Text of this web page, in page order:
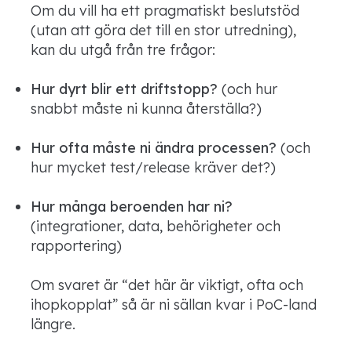
Om du vill ha ett pragmatiskt beslutstöd
(utan att göra det till en stor utredning),
kan du utgå från tre frågor:
Hur dyrt blir ett driftstopp? (och hur
snabbt måste ni kunna återställa?)
Hur ofta måste ni ändra processen? (och
hur mycket test/release kräver det?)
Hur många beroenden har ni?
(integrationer, data, behörigheter och
rapportering)
Om svaret är “det här är viktigt, ofta och
ihopkopplat” så är ni sällan kvar i PoC-land
längre.